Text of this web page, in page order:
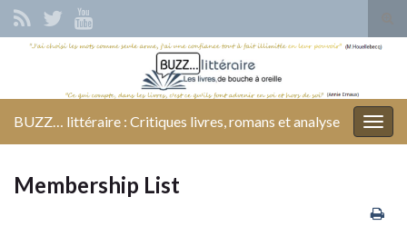
Search for:
BUZZ… littéraire : Critiques livres, romans et analyse
Membership List